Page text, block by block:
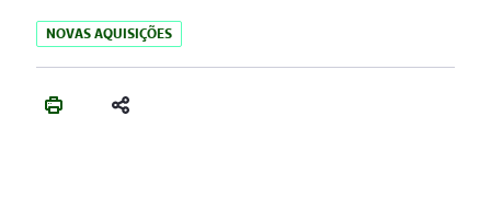
NOVAS AQUISIÇÕES